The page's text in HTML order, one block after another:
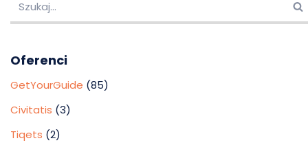
Oferenci
GetYourGuide (85)
Civitatis (3)
Tiqets (2)